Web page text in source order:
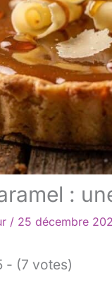
:
/ 25 décembre
- (7 votes)